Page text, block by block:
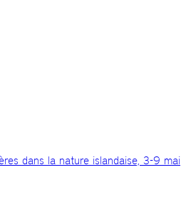
dans la nature islandaise, 3-9 mai